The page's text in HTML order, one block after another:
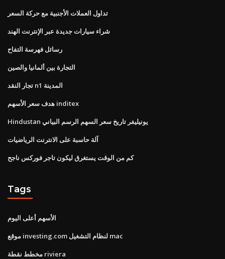
تداول العملات الأجنبية مع حركة السعر
شراء سيارات جديدة عبر الإنترنت الهند
رسائل فهرسة التفاح
التجارة بين ألمانيا والصين
تجار النقد n1 المدينة
هدف سعر الأسهم inditex
Hindustan يونيليفر تاريخ سعر السهم الرسم البياني
آلة حاسبة على الانترنت الرياضيات
كم من الوقت يستغرق ليكون تاجر فوركس ناجح
Tags
الأسهم أعلى اليوم
موقع investing.com لنظام التشغيل mac
مخطط نقطة riviera